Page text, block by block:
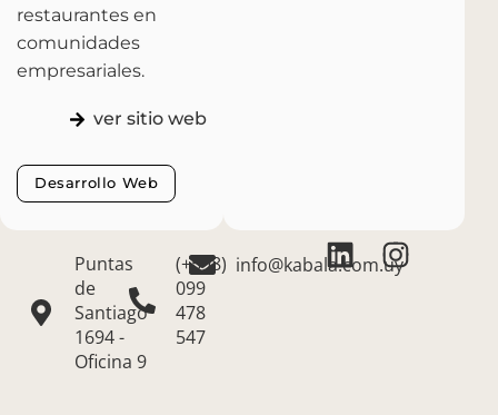
restaurantes en
comunidades
empresariales.
ver sitio web
Desarrollo Web
Puntas
de
Santiago
1694 -
Oficina 9
(+598)
099
478
547
info@kabala.com.uy